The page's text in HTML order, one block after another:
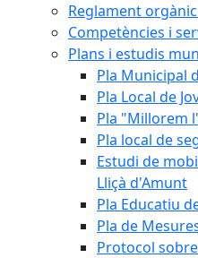
Reglament
Competències i
Plans i estudis
Pla Municipal
Pla Local de
Pla "Millorem
Pla local de
Estudi de
Lliçà d'Amunt
Pla Educatiu
Pla de
Protocol